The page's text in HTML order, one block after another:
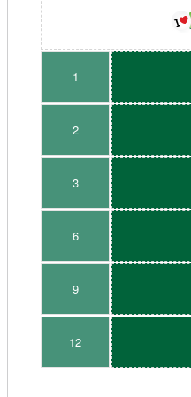
1
2
3
6
9
12